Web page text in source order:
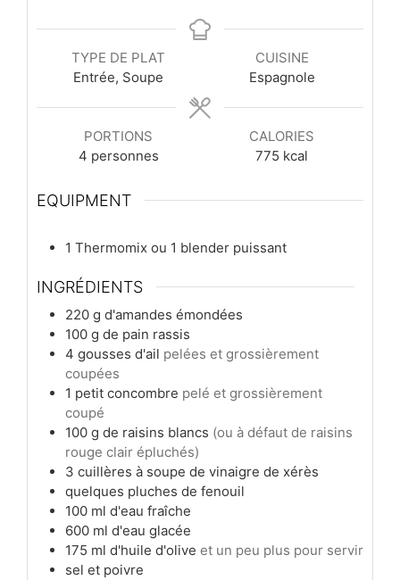
TYPE DE PLAT
Entrée, Soupe
CUISINE
Espagnole
PORTIONS
4 personnes
CALORIES
775 kcal
EQUIPMENT
1 Thermomix ou 1 blender puissant
INGRÉDIENTS
220 g d'amandes émondées
100 g de pain rassis
4 gousses d'ail pelées et grossièrement
coupées
1 petit concombre pelé et grossièrement
coupé
100 g de raisins blancs (ou à défaut de raisins
rouge clair épluchés)
3 cuillères à soupe de vinaigre de xérès
quelques pluches de fenouil
100 ml d'eau fraîche
600 ml d'eau glacée
175 ml d'huile d'olive et un peu plus pour servir
sel et poivre